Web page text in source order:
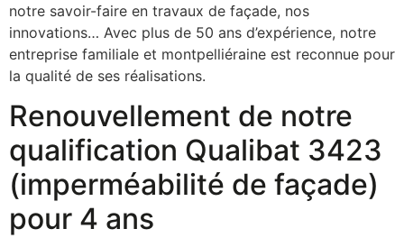
notre savoir-faire en travaux de façade, nos
innovations… Avec plus de 50 ans d’expérience, notre
entreprise familiale et montpelliéraine est reconnue pour
la qualité de ses réalisations.
Renouvellement de notre
qualification Qualibat 3423
(imperméabilité de façade)
pour 4 ans